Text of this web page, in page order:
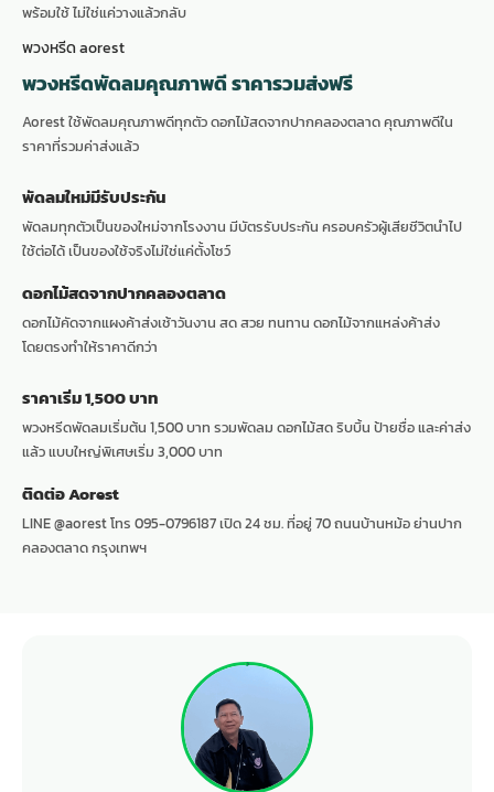
พร้อมใช้ ไม่ใช่แค่วางแล้วกลับ
พวงหรีด aorest
พวงหรีดพัดลมคุณภาพดี ราคารวมส่งฟรี
Aorest ใช้พัดลมคุณภาพดีทุกตัว ดอกไม้สดจากปากคลองตลาด คุณภาพดีใน
ราคาที่รวมค่าส่งแล้ว
พัดลมใหม่มีรับประกัน
พัดลมทุกตัวเป็นของใหม่จากโรงงาน มีบัตรรับประกัน ครอบครัวผู้เสียชีวิตนำไป
ใช้ต่อได้ เป็นของใช้จริงไม่ใช่แค่ตั้งโชว์
ดอกไม้สดจากปากคลองตลาด
ดอกไม้คัดจากแผงค้าส่งเช้าวันงาน สด สวย ทนทาน ดอกไม้จากแหล่งค้าส่ง
โดยตรงทำให้ราคาดีกว่า
ราคาเริ่ม 1,500 บาท
พวงหรีดพัดลมเริ่มต้น 1,500 บาท รวมพัดลม ดอกไม้สด ริบบิ้น ป้ายชื่อ และค่าส่ง
แล้ว แบบใหญ่พิเศษเริ่ม 3,000 บาท
ติดต่อ Aorest
LINE @aorest โทร 095-0796187 เปิด 24 ชม. ที่อยู่ 70 ถนนบ้านหม้อ ย่านปาก
คลองตลาด กรุงเทพฯ